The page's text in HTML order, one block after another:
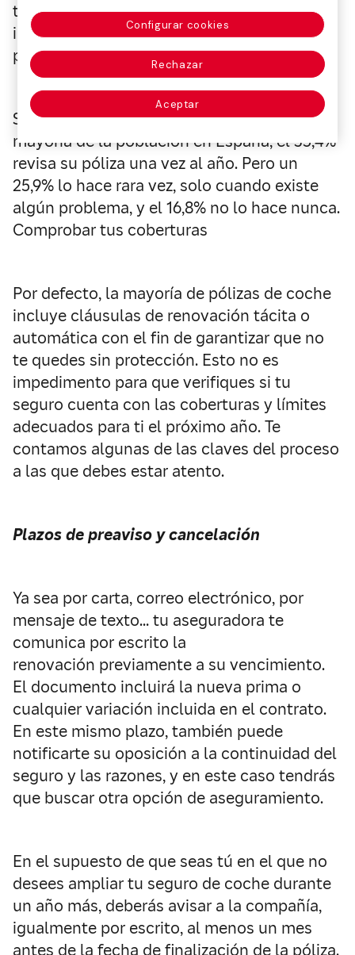
tanto, es un momento sumamente
importante tanto para la aseguradora como
para el propio asegurado.
Según unestudio reciente de Mapfre, la
mayoría de la población en España, el 35,4%
revisa su póliza una vez al año. Pero un
25,9% lo hace rara vez, solo cuando existe
algún problema, y el 16,8% no lo hace nunca.
Comprobar tus coberturas
Por defecto, la mayoría de pólizas de coche
incluye cláusulas de renovación tácita o
automática con el fin de garantizar que no
te quedes sin protección. Esto no es
impedimento para que verifiques si tu
seguro cuenta con las coberturas y límites
adecuados para ti el próximo año. Te
contamos algunas de las claves del proceso
a las que debes estar atento.
Plazos de preaviso y cancelación
Ya sea por carta, correo electrónico, por
mensaje de texto… tu aseguradora te
comunica por escrito la
renovación previamente a su vencimiento.
El documento incluirá la nueva prima o
cualquier variación incluida en el contrato.
En este mismo plazo, también puede
notificarte su oposición a la continuidad del
seguro y las razones, y en este caso tendrás
que buscar otra opción de aseguramiento.
En el supuesto de que seas tú en el que no
desees ampliar tu seguro de coche durante
un año más, deberás avisar a la compañía,
igualmente por escrito, al menos un mes
antes de la fecha de finalización de la póliza.
Configurar cookies
Rechazar
Aceptar